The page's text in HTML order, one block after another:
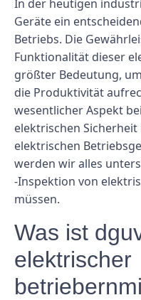
In der heutigen
Geräte ein
Betriebs. Die
Funktionalität dieser
größter Bedeutung,
die Produktivität
wesentlicher Aspekt
elektrischen
elektrischen
werden wir alles
-Inspektion von
müssen.
Was ist
elektrischer